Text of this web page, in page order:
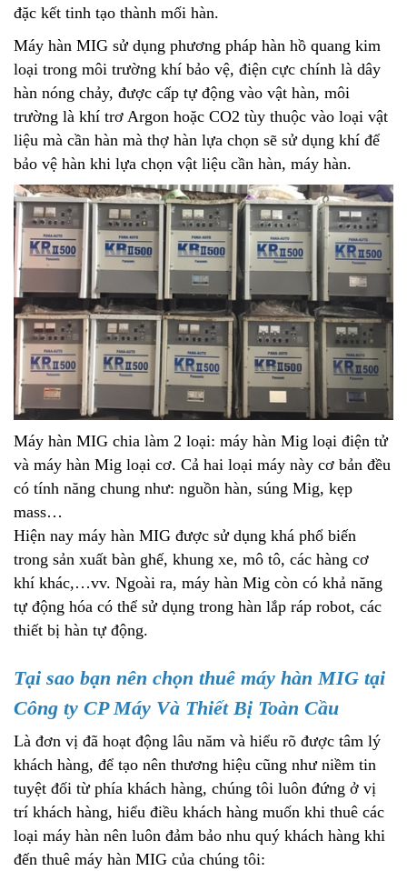
đặc kết tinh tạo thành mối hàn.
Máy hàn MIG sử dụng phương pháp hàn hồ quang kim
loại trong môi trường khí bảo vệ, điện cực chính là dây
hàn nóng chảy, được cấp tự động vào vật hàn, môi
trường là khí trơ Argon hoặc CO2 tùy thuộc vào loại vật
liệu mà cần hàn mà thợ hàn lựa chọn sẽ sử dụng khí để
bảo vệ hàn khi lựa chọn vật liệu cần hàn, máy hàn.
Máy hàn MIG chia làm 2 loại: máy hàn Mig loại điện tử
và máy hàn Mig loại cơ. Cả hai loại máy này cơ bản đều
có tính năng chung như: nguồn hàn, súng Mig, kẹp
mass…
Hiện nay máy hàn MIG được sử dụng khá phổ biến
trong sản xuất bàn ghế, khung xe, mô tô, các hàng cơ
khí khác,…vv. Ngoài ra, máy hàn Mig còn có khả năng
tự động hóa có thể sử dụng trong hàn lắp ráp robot, các
thiết bị hàn tự động.
Tại sao bạn nên chọn thuê máy hàn MIG tại
Công ty CP Máy Và Thiết Bị Toàn Cầu
Là đơn vị đã hoạt động lâu năm và hiểu rõ được tâm lý
khách hàng, để tạo nên thương hiệu cũng như niềm tin
tuyệt đối từ phía khách hàng, chúng tôi luôn đứng ở vị
trí khách hàng, hiểu điều khách hàng muốn khi thuê các
loại máy hàn nên luôn đảm bảo nhu quý khách hàng khi
đến thuê máy hàn MIG của chúng tôi: